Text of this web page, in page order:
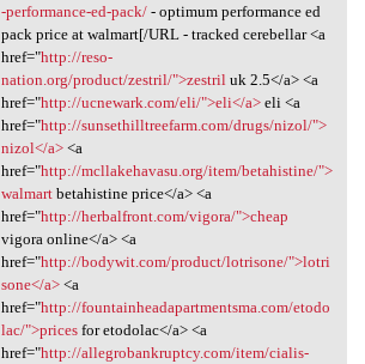
-performance-ed-pack/- optimum performance ed
pack price at walmart[/URL - tracked cerebellar <a
href="http://reso-
nation.org/product/zestril/">zestril uk 2.5</a> <a
href="http://ucnewark.com/eli/">eli</a>eli <a
href="http://sunsethilltreefarm.com/drugs/nizol/">
nizol</a><a
href="http://mcllakehavasu.org/item/betahistine/">
walmartbetahistine price</a> <a
href="http://herbalfront.com/vigora/">cheap
vigora online</a> <a
href="http://bodywit.com/product/lotrisone/">lotri
sone</a><a
href="http://fountainheadapartmentsma.com/etodo
lac/">pricesfor etodolac</a> <a
href="http://allegrobankruptcy.com/item/cialis-